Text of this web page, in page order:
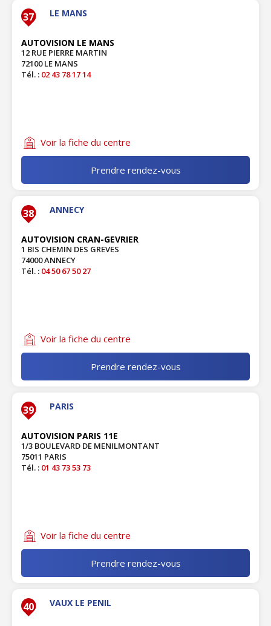
37 LE MANS
AUTOVISION LE MANS
12 RUE PIERRE MARTIN
72100 LE MANS
Tél. : 02 43 78 17 14
Voir la fiche du centre
Prendre rendez-vous
38 ANNECY
AUTOVISION CRAN-GEVRIER
1 BIS CHEMIN DES GREVES
74000 ANNECY
Tél. : 04 50 67 50 27
Voir la fiche du centre
Prendre rendez-vous
39 PARIS
AUTOVISION PARIS 11E
1/3 BOULEVARD DE MENILMONTANT
75011 PARIS
Tél. : 01 43 73 53 73
Voir la fiche du centre
Prendre rendez-vous
40 VAUX LE PENIL